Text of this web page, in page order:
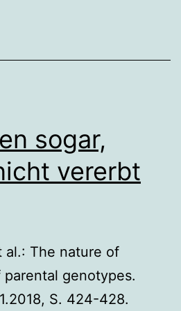
sogar,
vererbt
al.: The nature of
genotypes.
S. 424-428.